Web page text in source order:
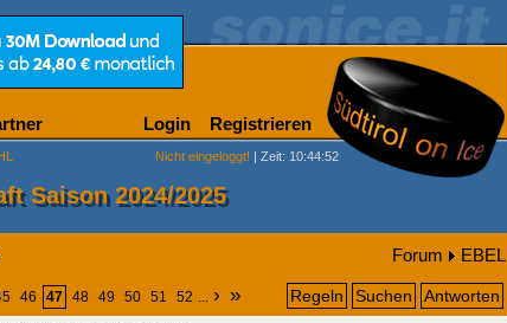
Login Registrieren
Nicht eingeloggt! | Zeit: 10:44:52
Saison 2024/2025
Forum EBEL
46 47 48 49 50 51 52 ... › » Regeln Suchen Antworten